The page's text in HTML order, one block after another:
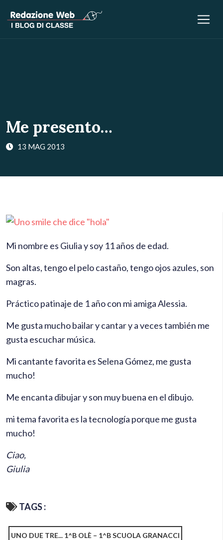
Me presento…
13 MAG 2013
Mi nombre es Giulia y soy 11 años de edad.
Son altas, tengo el pelo castaño, tengo ojos azules, son
magras.
Práctico patinaje de 1 año con mi amiga Alessia.
Me gusta mucho bailar y cantar y a veces también me
gusta escuchar música.
Mi cantante favorita es Selena Gómez, me gusta
mucho!
Me encanta dibujar y son muy buena en el dibujo.
mi tema favorita es la tecnología porque me gusta
mucho!
Ciao,
Giulia
TAGS :
UNO DUE TRE... 1^B OLÈ – 1^B SCUOLA GRANACCI